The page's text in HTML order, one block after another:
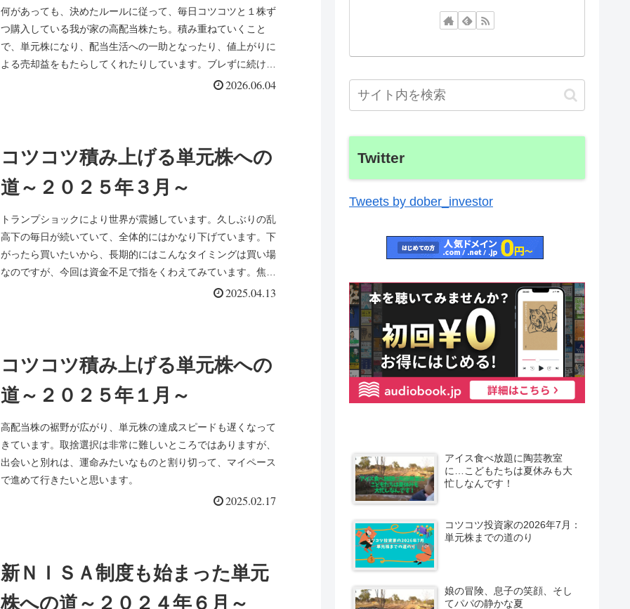
何があっても、決めたルールに従って、毎日コツコツと１株ず
つ購入している我が家の高配当株たち。積み重ねていくこと
で、単元株になり、配当生活への一助となったり、値上がりに
よる売却益をもたらしてくれたりしています。ブレずに続けて
2026.06.04
コツコツ積み上げる単元株への
道～２０２５年３月～
トランプショックにより世界が震撼しています。久しぶりの乱
高下の毎日が続いていて、全体的にはかなり下げています。下
がったら買いたいから、長期的にはこんなタイミングは買い場
なのですが、今回は資金不足で指をくわえてみています。焦り
2025.04.13
コツコツ積み上げる単元株への
道～２０２５年１月～
高配当株の裾野が広がり、単元株の達成スピードも遅くなって
きています。取捨選択は非常に難しいところではありますが、
出会いと別れは、運命みたいなものと割り切って、マイペース
で進めて行きたいと思います。
2025.02.17
新ＮＩＳＡ制度も始まった単元
株への道～２０２４年６月～
Twitter
Tweets by dober_investor
アイス食べ放題に陶芸教室
に…こどもたちは夏休みも大
忙しなんです！
コツコツ投資家の2026年7月：
単元株までの道のり
娘の冒険、息子の笑顔、そし
てパパの静かな夏